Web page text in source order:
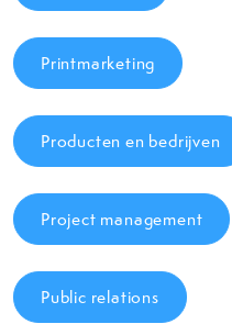
Printmarketing
Producten en bedrijven
Project management
Public relations